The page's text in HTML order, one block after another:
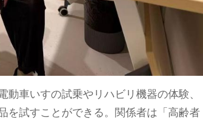
車いすの試乗やリハビリ機器の体験、
を試すことができる。関係者は「高齢者